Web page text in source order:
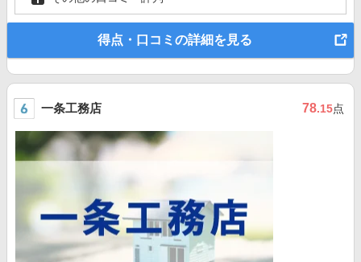
得点・口コミの詳細を見る
一条工務店 78.15点